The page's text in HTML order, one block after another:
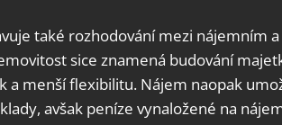
také rozhodování mezi nájemním
sice znamená budování
a menší flexibilitu. Nájem naopak
avšak peníze vynaložené na